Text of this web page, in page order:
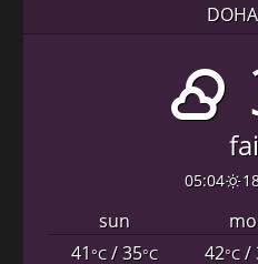
05:04
sun
41°C/ 35°C 42°C/